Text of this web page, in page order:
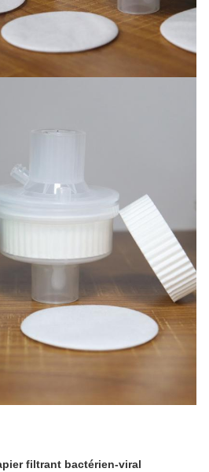
filtrant bactérien-viral